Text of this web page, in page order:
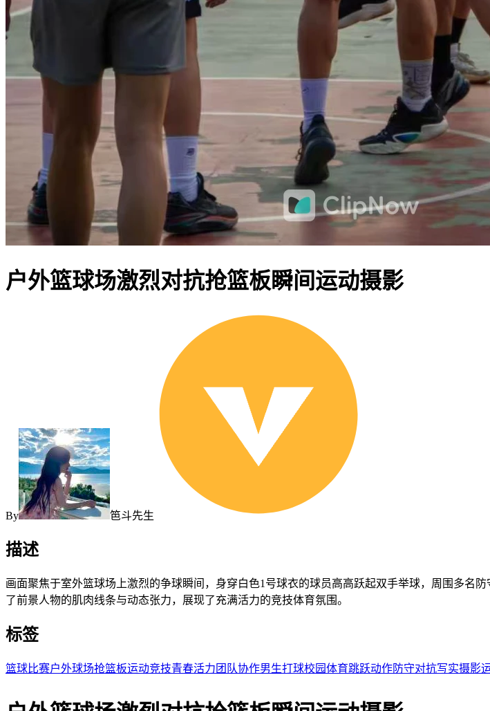
户外篮球场激烈对抗抢篮板瞬间运动摄影
By 笆斗先生
描述
画面聚焦于室外篮球场上激烈的争球瞬间，身穿白色1号球衣的球员高高跃起双手举球，周围多名
了前景人物的肌肉线条与动态张力，展现了充满活力的竞技体育氛围。
标签
篮球比赛户外球场抢篮板运动竞技青春活力 团队协作男生打球校园体育跳跃动作防守对抗写实摄影